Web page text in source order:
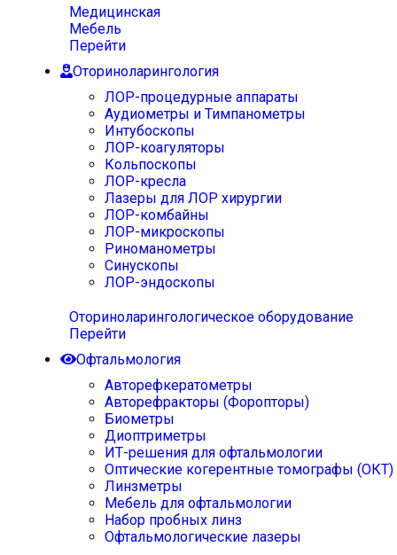
Медицинская
Мебель
Перейти
Оториноларингология
ЛОР-процедурные аппараты
Аудиометры и Тимпанометры
Интубоскопы
ЛОР-коагуляторы
Кольпоскопы
ЛОР-кресла
Лазеры для ЛОР хирургии
ЛОР-комбайны
ЛОР-микроскопы
Риноманометры
Синускопы
ЛОР-эндоскопы
Оториноларингологическое оборудование
Перейти
Офтальмология
Авторефкератометры
Авторефракторы (Форопторы)
Биометры
Диоптриметры
ИТ-решения для офтальмологии
Оптические когерентные томографы (ОКТ)
Линзметры
Мебель для офтальмологии
Набор пробных линз
Офтальмологические лазеры